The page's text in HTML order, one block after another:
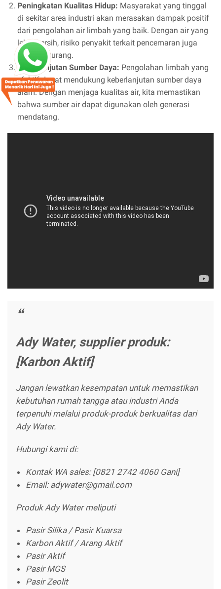
Peningkatan Kualitas Hidup: Masyarakat yang tinggal
di sekitar area industri akan merasakan dampak positif
dari pengolahan air limbah yang baik. Dengan air yang
lebih bersih, risiko penyakit terkait pencemaran juga
akan berkurang.
Keberlanjutan Sumber Daya: Pengolahan limbah yang
efektif dapat mendukung keberlanjutan sumber daya
alam. Dengan menjaga kualitas air, kita memastikan
bahwa sumber air dapat digunakan oleh generasi
mendatang.
Ady Water, supplier produk:
[Karbon Aktif]
Jangan lewatkan kesempatan untuk memastikan
kebutuhan rumah tangga atau industri Anda
terpenuhi melalui produk-produk berkualitas dari
Ady Water.
Hubungi kami di:
Kontak WA sales: [0821 2742 4060 Gani]
Email: adywater@gmail.com
Produk Ady Water meliputi
Pasir Silika / Pasir Kuarsa
Karbon Aktif / Arang Aktif
Pasir Aktif
Pasir MGS
Pasir Zeolit